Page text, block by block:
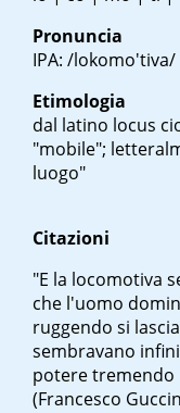
Pronuncia
IPA: /lokomo'tiva/
Etimologia
dal latino locus
"mobile";
luogo"
Citazioni
"E la locomotiva
che l'uomo
ruggendo si
sembravano
potere tremendo
(Francesco